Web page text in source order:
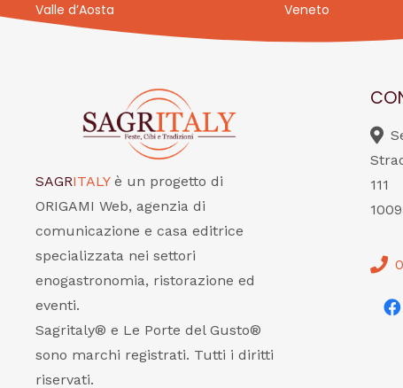
Valle d’Aosta
Veneto
SAGRITALY è un progetto di
ORIGAMI Web, agenzia di
comunicazione e casa editrice
specializzata nei settori
enogastronomia, ristorazione ed
eventi.
Sagritaly® e Le Porte del Gusto®
sono marchi registrati. Tutti i diritti
riservati.
111